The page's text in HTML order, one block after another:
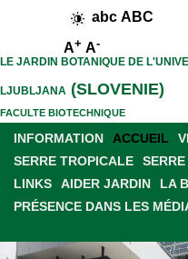
abc ABC
A+ A-
LE JARDIN BOTANIQUE DE
LJUBLJANA (SLOVENIE)
FACULTE BIOTECHNIQUE
INFORMATION ACCUEIL
SERRE TROPICALE
LINKS
AIDER JARDIN LA
PRÉSENCE DANS LES